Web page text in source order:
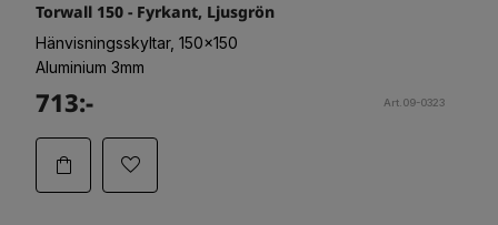
Torwall 150 - Fyrkant, Ljusgrön
Hänvisningsskyltar, 150x150
Aluminium 3mm
713:- Art.09-0323